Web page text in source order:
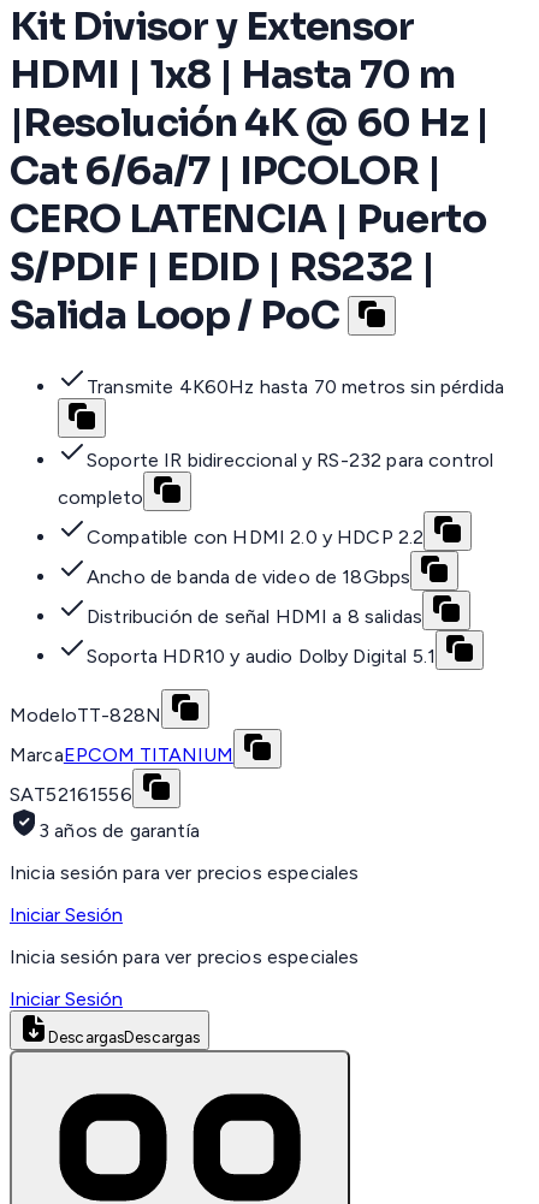
Kit Divisor y Extensor
HDMI | 1x8 | Hasta 70 m
|Resolución 4K @ 60 Hz |
Cat 6/6a/7 | IPCOLOR |
CERO LATENCIA | Puerto
S/PDIF | EDID | RS232 |
Salida Loop / PoC
Transmite 4K60Hz hasta 70 metros sin pérdida
Soporte IR bidireccional y RS-232 para control
completo
Compatible con HDMI 2.0 y HDCP 2.2
Ancho de banda de video de 18Gbps
Distribución de señal HDMI a 8 salidas
Soporta HDR10 y audio Dolby Digital 5.1
ModeloTT-828N
MarcaEPCOM TITANIUM
SAT52161556
3 años de garantía
Inicia sesión para ver precios especiales
Iniciar Sesión
Inicia sesión para ver precios especiales
Iniciar Sesión
DescargasDescargas